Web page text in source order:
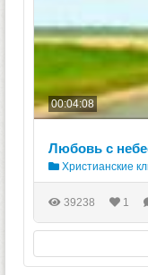
00:04:08
Любовь с
Христианские
39238 1